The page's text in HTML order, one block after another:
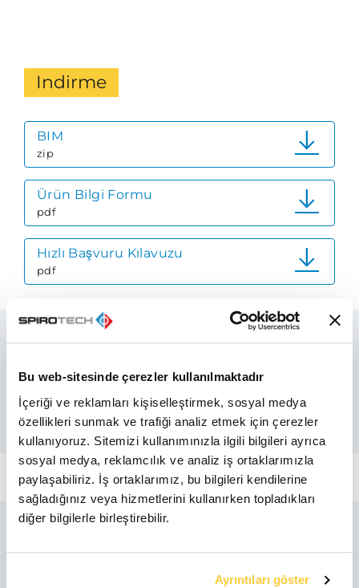
Bu web-sitesinde çerezler kullanılmaktadır
İçeriği ve reklamları kişiselleştirmek, sosyal medya
özellikleri sunmak ve trafiği analiz etmek için çerezler
kullanıyoruz. Sitemizi kullanımınızla ilgili bilgileri ayrıca
sosyal medya, reklamcılık ve analiz iş ortaklarımızla
paylaşabiliriz. İş ortaklarımız, bu bilgileri kendilerine
sağladığınız veya hizmetlerini kullanırken topladıkları
diğer bilgilerle birleştirebilir.
Ayrıntıları göster
Indirme
BIM
zip
Ürün Bilgi Formu
pdf
Hızlı Başvuru Kılavuzu
pdf
Önerilen ürünler